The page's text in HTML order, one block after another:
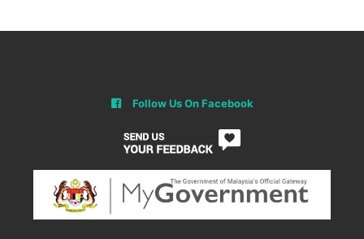
Follow Us On Facebook